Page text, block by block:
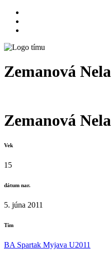
Zemanová Nela
Zemanová Nela
Vek
15
dátum nar.
5. júna 2011
Tím
BA Spartak Myjava U2011